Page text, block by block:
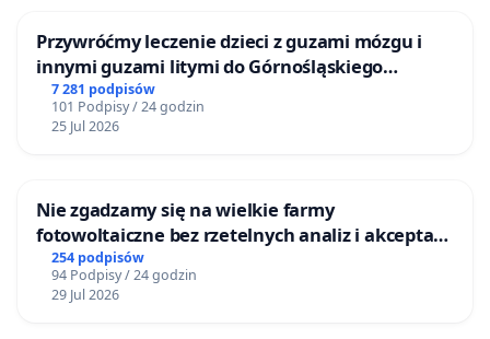
Przywróćmy leczenie dzieci z guzami mózgu i
innymi guzami litymi do Górnośląskiego
Centrum Zdrowia Dziecka w Katowicach
7 281 podpisów
101 Podpisy / 24 godzin
25 Jul 2026
Nie zgadzamy się na wielkie farmy
fotowoltaiczne bez rzetelnych analiz i akceptacji
mieszkańców
254 podpisów
94 Podpisy / 24 godzin
29 Jul 2026